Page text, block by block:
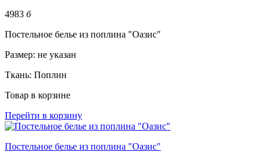
4983 б
Постельное белье из поплина "Оазис"
Размер: не указан
Ткань: Поплин
Товар в корзине
Перейти в корзину
Постельное белье из поплина "Оазис"